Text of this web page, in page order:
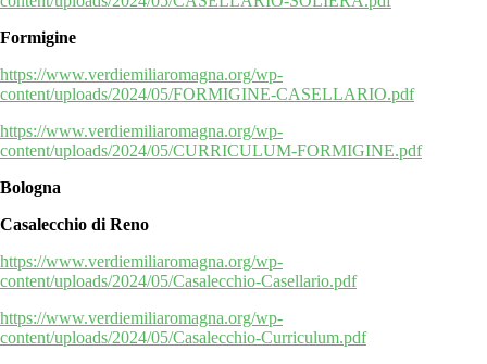
Formigine
https://www.verdiemiliaromagna.org/wp-
content/uploads/2024/05/FORMIGINE-CASELLARIO.pdf
https://www.verdiemiliaromagna.org/wp-
content/uploads/2024/05/CURRICULUM-FORMIGINE.pdf
Bologna
Casalecchio di Reno
https://www.verdiemiliaromagna.org/wp-
content/uploads/2024/05/Casalecchio-Casellario.pdf
https://www.verdiemiliaromagna.org/wp-
content/uploads/2024/05/Casalecchio-Curriculum.pdf